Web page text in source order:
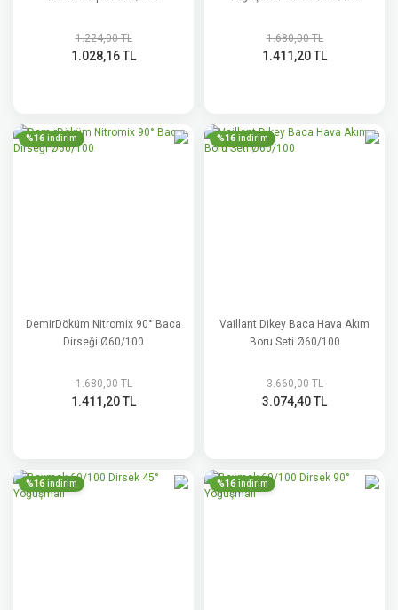
1.224,00 TL
1.028,16 TL
1.680,00 TL
1.411,20 TL
%16 indirim
DemirDöküm Nitromix 90° Baca
Dirseği Ø60/100
1.680,00 TL
1.411,20 TL
%16 indirim
Vaillant Dikey Baca Hava Akım
Boru Seti Ø60/100
3.660,00 TL
3.074,40 TL
%16 indirim %16 indirim